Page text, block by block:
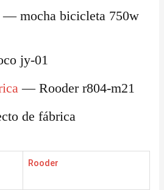
— mocha bicicleta 750w
jy-01
— Rooder r804-m21
de fábrica
Rooder